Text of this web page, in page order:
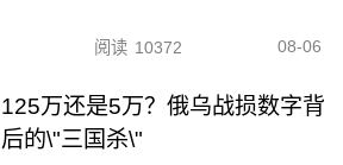
阅读 10372 08-06
125万还是5万？俄乌战损数字背
后的\"三国杀\"